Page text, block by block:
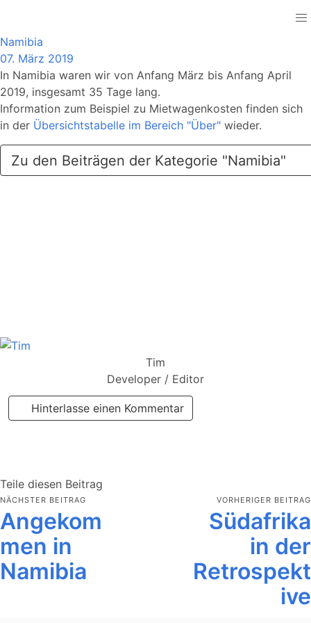
Namibia
07. März 2019
In Namibia waren wir von Anfang März bis Anfang April
2019, insgesamt 35 Tage lang.
Information zum Beispiel zu Mietwagenkosten finden sich
in der Übersichtstabelle im Bereich "Über" wieder.
Zu den Beiträgen der Kategorie "Namibia"
Tim
Developer / Editor
Hinterlasse einen Kommentar
Teile diesen Beitrag
NÄCHSTER BEITRAG
Angekom
men in
Namibia
VORHERIGER BEITRAG
Südafrika
in der
Retrospekt
ive